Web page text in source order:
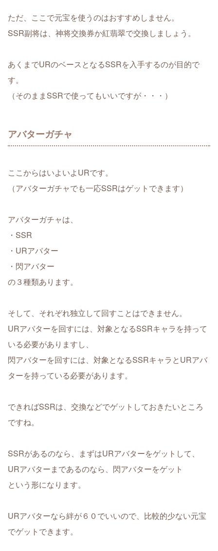
ただ、ここで元宝を使うのはおすすめしません。
SSR副将は、神将交換券か紅翡翠で交換しましょう。
あくまでURのベースとなるSSRを入手するのが目的で
す。
（そのままSSRで使ってもいいですが・・・）
アバターガチャ
ここからはいよいよURです。
（アバターガチャでも一応SSRはゲットできます）
アバターガチャは、
・SSR
・URアバター
・閃アバター
の３種類あります。
そして、それぞれ独立して回すことはできません。
URアバターを回すには、対象となるSSRキャラを持って
いる必要がありますし、
閃アバターを回すには、対象となるSSRキャラとURアバ
ターを持っている必要があります。
できればSSRは、交換などでゲットしておきたいところ
ですね。
SSRがあるのなら、まずはURアバターをゲットして、
URアバターまであるのなら、閃アバターをゲット
という形になります。
URアバターなら絆が６０でいいので、比較的少ない元宝
でゲットできます。